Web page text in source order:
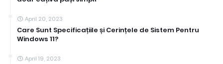
April 20, 2023
Care Sunt Specificațiile și Cerințele de Sistem Pentru
Windows 11?
April 19, 2023